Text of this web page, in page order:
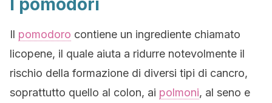
I pomodori
Il pomodoro contiene un ingrediente chiamato
licopene, il quale aiuta a ridurre notevolmente il
rischio della formazione di diversi tipi di cancro,
soprattutto quello al colon, ai polmoni, al seno e